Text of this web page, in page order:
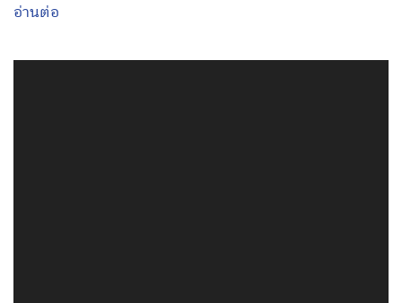
อ่านต่อ